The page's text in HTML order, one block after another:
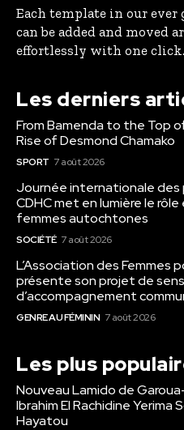
Each template in our
can be added and moved
effortlessly with one click.
Les derniers
From Bamenda to the Top
Rise of Desmond Chamako
SPORT 7 août 2026
Journée internationale des
CDHC met en lumière le
femmes autochtones
SOCIÉTÉ 7 août 2026
L’Association des Femmes
présente son projet de
d’accompagnement
GENRE AU FÉMININ 7 août 2026
Les plus
Nouveau Lamido de
Ibrahim El Rachidine Yerima
Hayatou